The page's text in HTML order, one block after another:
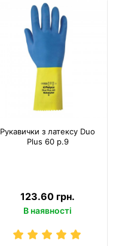
Рукавички з латексу Duo
Plus 60 р.9
123.60 грн.
В наявності